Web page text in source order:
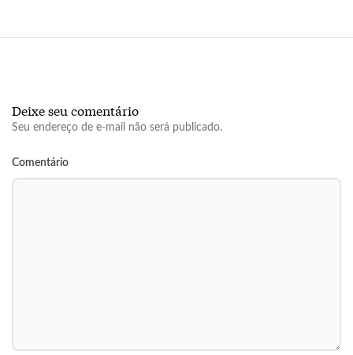
Deixe seu comentário
Seu endereço de e-mail não será publicado.
Comentário